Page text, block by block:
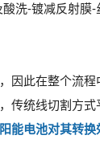
洗-镀减反射膜-
因此在整个流程
传统线切割方式
能电池对其转